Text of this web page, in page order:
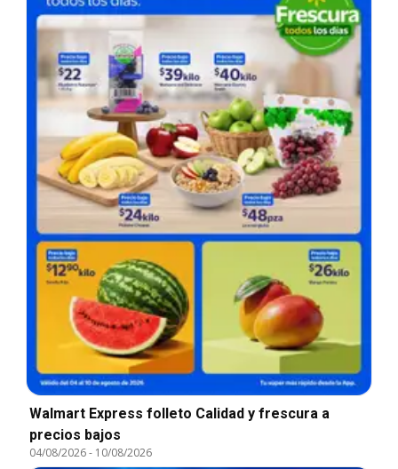
Walmart Express folleto Calidad y frescura a
precios bajos
04/08/2026- 10/08/2026